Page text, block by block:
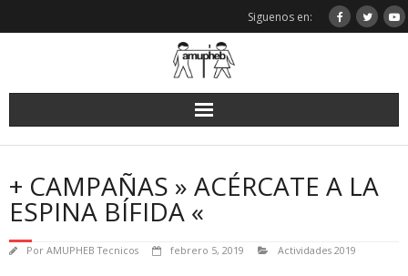
Siguenos en:
+ CAMPAÑAS » ACÉRCATE A LA
ESPINA BÍFIDA «
Por AMUPHEB Tecnicos febrero 5, 2019 Actividades 2019